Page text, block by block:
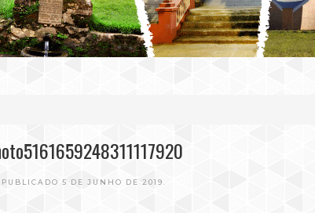
PUBLICADO 5 DE JUNHO DE 2019.